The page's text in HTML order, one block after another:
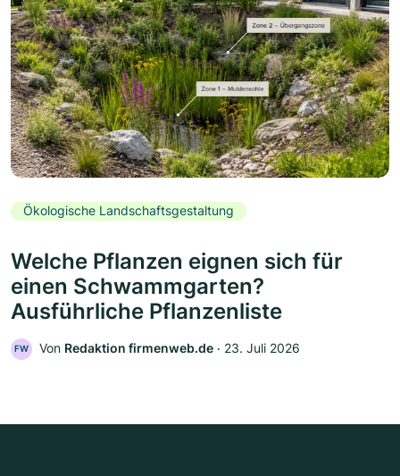
Ökologische Landschaftsgestaltung
Welche Pflanzen eignen sich für
einen Schwammgarten?
Ausführliche Pflanzenliste
FW Von Redaktion firmenweb.de ‧ 23. Juli 2026